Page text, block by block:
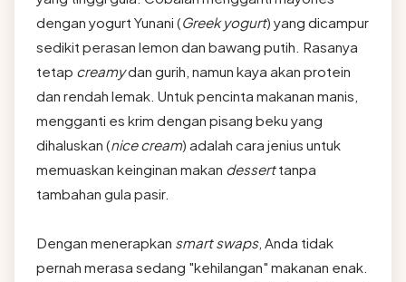
dengan yogurt Yunani (Greek yogurt) yang dicampur
sedikit perasan lemon dan bawang putih. Rasanya
tetap creamydan gurih, namun kaya akan protein
dan rendah lemak. Untuk pencinta makanan manis,
mengganti es krim dengan pisang beku yang
dihaluskan (nice cream) adalah cara jenius untuk
memuaskan keinginan makan desserttanpa
tambahan gula pasir.
Dengan menerapkan smart swaps, Anda tidak
pernah merasa sedang "kehilangan" makanan enak.